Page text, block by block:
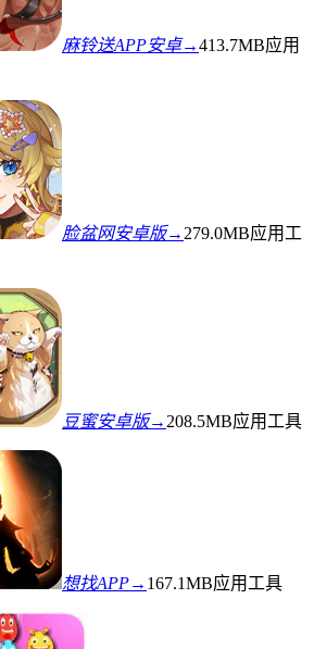
麻铃送APP安卓→413.7MB应用
脸盆网安卓版→ 279.0MB应用工
豆蜜安卓版→ 208.5MB应用工具
想找APP→ 167.1MB应用工具